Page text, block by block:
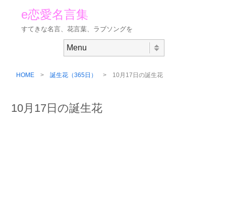
e恋愛名言集
すてきな名言、花言葉、ラブソングを
HOME > 誕生花（365日） > 10月17日の誕生花
10月17日の誕生花